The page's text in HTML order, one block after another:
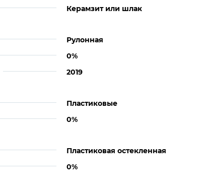
Керамзит или шлак
Рулонная
0%
2019
Пластиковые
0%
Пластиковая остекленная
0%